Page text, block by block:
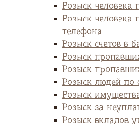
Розыск
Розыск человека
телефона
Розыск счетов в
Розыск
Розыск
Розыск людей
Розыск
Розыск за
Розыск вкладов